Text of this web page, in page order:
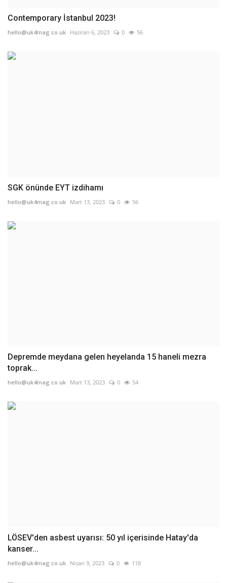
Contemporary İstanbul 2023!
hello@uk4mag.co.uk Haziran 6, 2023 0 56
SGK önünde EYT izdihamı
hello@uk4mag.co.uk Mart 13, 2023 0 56
Depremde meydana gelen heyelanda 15 haneli mezra
toprak...
hello@uk4mag.co.uk Mart 13, 2023 0 54
LÖSEV'den asbest uyarısı: 50 yıl içerisinde Hatay'da
kanser...
hello@uk4mag.co.uk Nisan 9, 2023 0 118